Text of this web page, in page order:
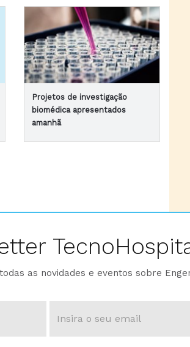
Projetos de investigação
biomédica apresentados
amanhã
as novidades e eventos sobre